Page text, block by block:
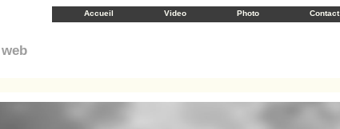
Accueil Video Photo Contact